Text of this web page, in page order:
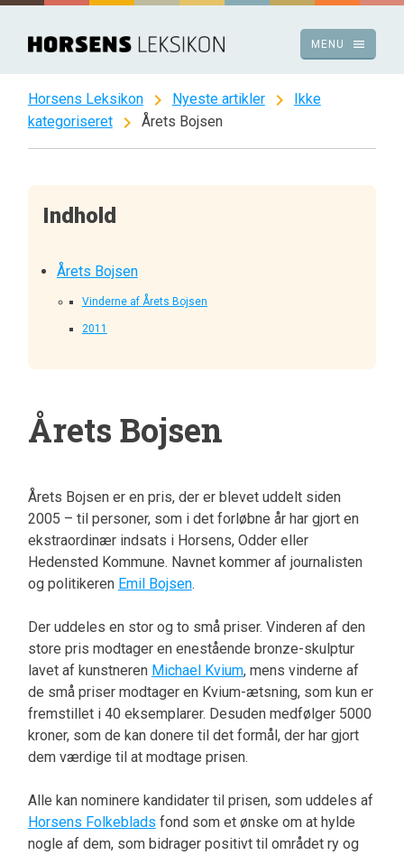
Spring
indhold
menu
MENU
Horsens Leksikon chevron_right Nyeste artikler chevron_right
Ikke
kategoriseret
chevron_right Årets Bojsen
Indhold
Årets Bojsen
Vinderne af Årets Bojsen
2011
Årets Bojsen
Årets Bojsen er en pris, der er blevet uddelt siden
2005 – til personer, som i det forløbne år har gjort en
ekstraordinær indsats i Horsens, Odder eller
Hedensted Kommune. Navnet kommer af journalisten
og politikeren Emil Bojsen.
Der uddeles en stor og to små priser. Vinderen af den
store pris modtager en enestående bronze-skulptur
lavet af kunstneren Michael Kvium, mens vinderne af
de små priser modtager en Kvium-ætsning, som kun er
fremstillet i 40 eksemplarer. Desuden medfølger 5000
kroner, som de kan donere til det formål, der har gjort
dem værdige til at modtage prisen.
Alle kan nominere kandidater til prisen, som uddeles af
Horsens Folkeblads fond som et ønske om at hylde
nogle af dem, som bidrager positivt til området ry og